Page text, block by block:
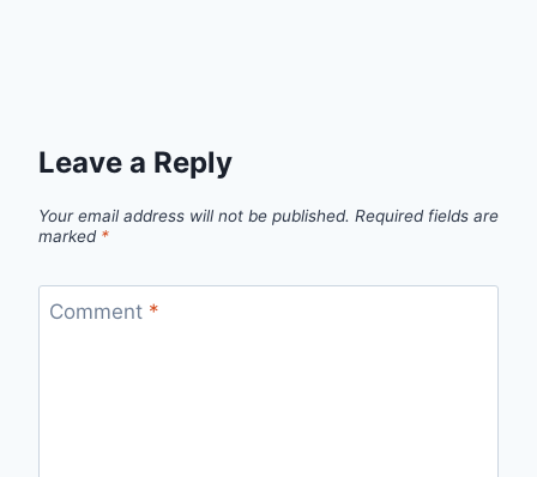
Leave a Reply
Your email address will not be published. Required fields are
marked *
Comment *